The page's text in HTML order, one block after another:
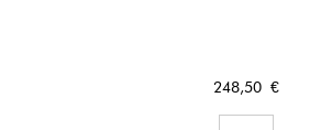
Precio
248,50 €